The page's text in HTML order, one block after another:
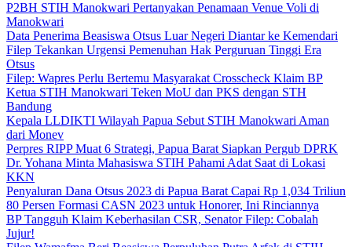
P2BH STIH Manokwari Pertanyakan Penamaan Venue Voli di
Manokwari
Data Penerima Beasiswa Otsus Luar Negeri Diantar ke Kemendari
Filep Tekankan Urgensi Pemenuhan Hak Perguruan Tinggi Era
Otsus
Filep: Wapres Perlu Bertemu Masyarakat Crosscheck Klaim BP
Ketua STIH Manokwari Teken MoU dan PKS dengan STH
Bandung
Kepala LLDIKTI Wilayah Papua Sebut STIH Manokwari Aman
dari Monev
Perpres RIPP Muat 6 Strategi, Papua Barat Siapkan Pergub DPRK
Dr. Yohana Minta Mahasiswa STIH Pahami Adat Saat di Lokasi
KKN
Penyaluran Dana Otsus 2023 di Papua Barat Capai Rp 1,034 Triliun
80 Persen Formasi CASN 2023 untuk Honorer, Ini Rinciannya
BP Tangguh Klaim Keberhasilan CSR, Senator Filep: Cobalah
Jujur!